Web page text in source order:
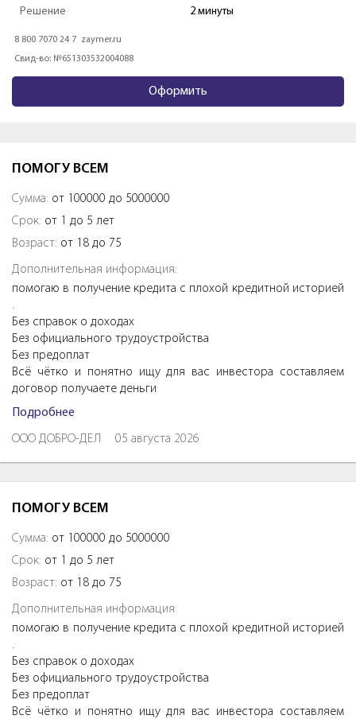
8 800 77 555 76
Свид-во: №2110177000478
ПОМОГУ ВСЕМ
Сумма: от 100000 до 5000000
Срок: от 1 до 5 лет
Возраст: от 18 до 75
Дополнительная информация:
помогаю в получение кредита с плохой кредитной историей
.
Без справок о доходах
Без официального трудоустройства
Без предоплат
Всё чётко и понятно ищу для вас инвестора составляем
договор получаете деньги
Подробнее
ООО ДОБРО-ДЕЛ 05 августа 2026
ПОМОГУ ВСЕМ
Сумма: от 100000 до 5000000
Срок: от 1 до 5 лет
Возраст: от 18 до 75
Дополнительная информация:
помогаю в получение кредита с плохой кредитной историей
.
Без справок о доходах
Без официального трудоустройства
Без предоплат
Всё чётко и понятно ищу для вас инвестора составляем